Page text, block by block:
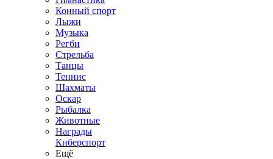
Конный спорт
Лыжи
Музыка
Регби
Стрельба
Танцы
Теннис
Шахматы
Оскар
Рыбалка
Животные
Награды
Киберспорт
Ещё